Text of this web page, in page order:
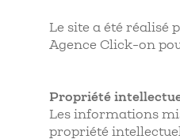
Le site a été réalisé
Agence Click-on
Propriété
Les informations
propriété